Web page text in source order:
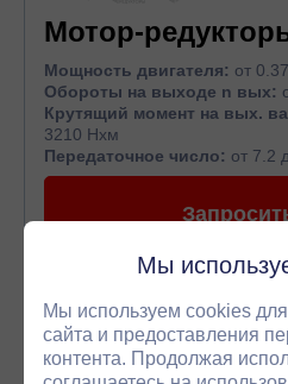
Мотор-
Мощность двигателя: от
Обороты на выходе n вых:
Крутящий момент на вых.
3210 Нхм
Передаточное число: от 7.2
Мы
Мы используем cookies
сайта и предоставления
контента. Продолжая